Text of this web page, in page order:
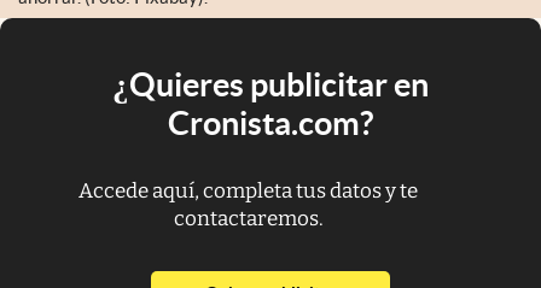
¿Quieres publicitar en
Cronista.com?
Accede aquí, completa tus datos y te
contactaremos.